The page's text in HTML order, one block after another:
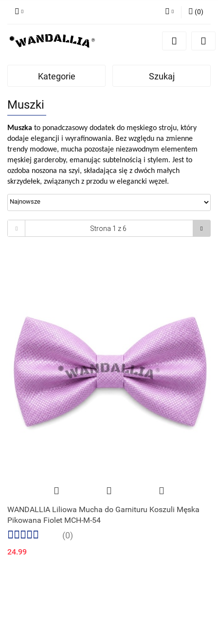
Zaloguj się
Zgody cookies
(0)
Kategorie Szukaj
Muszki
Muszka to ponadczasowy dodatek do męskiego stroju, który
dodaje elegancji i wyrafinowania. Bez względu na zmienne
trendy modowe, mucha pozostaje niezawodnym elementem
męskiej garderoby, emanując subtelnością i stylem. Jest to
ozdoba noszona na szyi, składająca się z dwóch małych
skrzydełek, związanych z przodu w elegancki węzeł.
WANDALLIA Liliowa Mucha do Garnituru Koszuli Męska
Pikowana Fiolet MCH-M-54
(0)
24.99